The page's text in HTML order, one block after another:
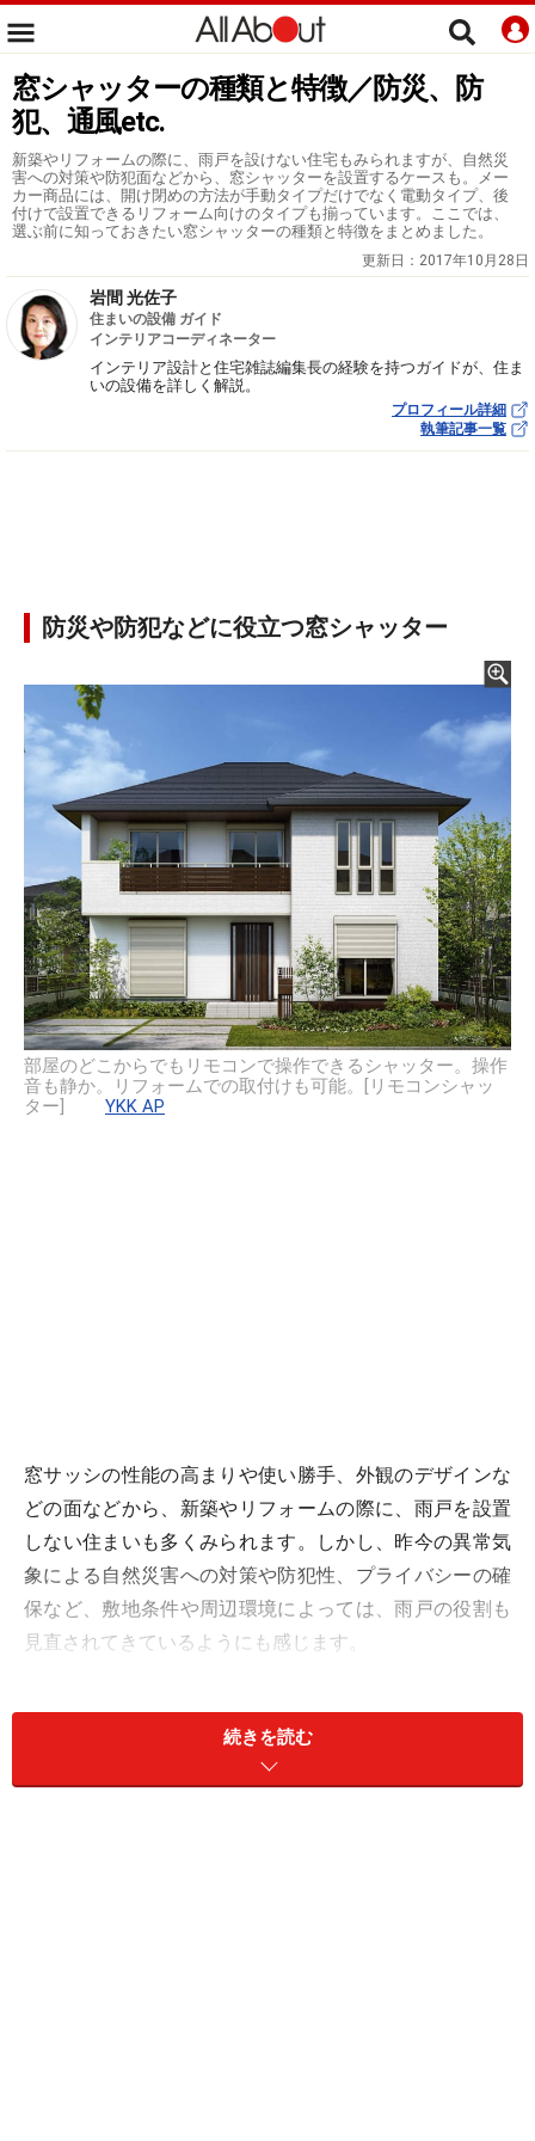
窓シャッターの種類と特徴／防災、防
犯、通風etc.
新築やリフォームの際に、雨戸を設けない住宅もみられますが、自然災
害への対策や防犯面などから、窓シャッターを設置するケースも。メー
カー商品には、開け閉めの方法が手動タイプだけでなく電動タイプ、後
付けで設置できるリフォーム向けのタイプも揃っています。ここでは、
選ぶ前に知っておきたい窓シャッターの種類と特徴をまとめました。
更新日： 2017年10月28日
岩間 光佐子
住まいの設備 ガイド
インテリアコーディネーター
インテリア設計と住宅雑誌編集長の経験を持つガイドが、住ま
いの設備を詳しく解説。
プロフィール詳細
執筆記事一覧
防災や防犯などに役立つ窓シャッター
部屋のどこからでもリモコンで操作できるシャッター。操作
音も静か。リフォームでの取付けも可能。[リモコンシャッ
ター] YKK AP
窓サッシの性能の高まりや使い勝手、外観のデザインな
どの面などから、新築やリフォームの際に、雨戸を設置
しない住まいも多くみられます。しかし、昨今の異常気
象による自然災害への対策や防犯性、プライバシーの確
保など、敷地条件や周辺環境によっては、雨戸の役割も
見直されてきているようにも感じます。
最近では、従来からある横引きの雨戸だけでなく、シャ
ッターを取り付ける住宅も増えてきており、建材メーカ
ーからもさまざまな工夫を施した商品が揃っています。
続きを読む